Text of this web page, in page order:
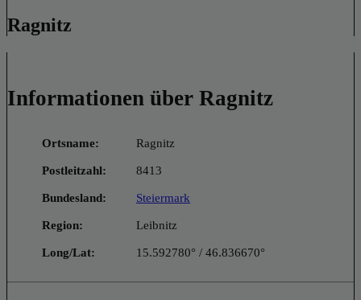
Ragnitz
Informationen über Ragnitz
Ortsname: Ragnitz
Postleitzahl: 8413
Bundesland: Steiermark
Region: Leibnitz
Long/Lat: 15.592780° / 46.836670°